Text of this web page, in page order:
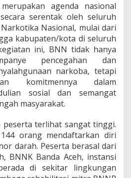
agenda nasional
serentak oleh seluruh
Nasional, mulai dari
kabupaten/kota di seluruh
ini, BNN tidak hanya
pencegahan dan
narkoba, tetapi
komitmennya dalam
sosial dan semangat
masyarakat.
peserta terlihat sangat tinggi.
orang mendaftarkan diri
darah. Peserta berasal dari
BNNK Banda Aceh, instansi
di sekitar lingkungan